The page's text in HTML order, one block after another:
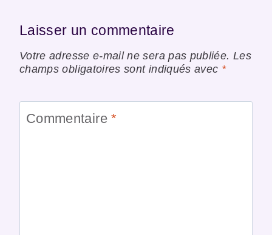
Laisser un commentaire
Votre adresse e-mail ne sera pas publiée. Les
champs obligatoires sont indiqués avec *
Commentaire*